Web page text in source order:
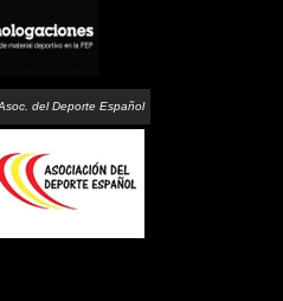
del Deporte Español